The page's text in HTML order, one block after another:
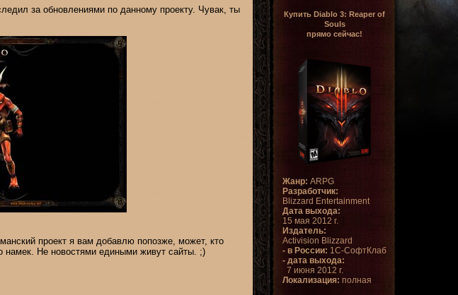
за обновлениями по данному проекту. Чувак, ты
проект я вам добавлю попозже, может, кто
намек. Не новостями едиными живут сайты. ;)
Купить Diablo 3: Reaper of
Souls
прямо сейчас!
Жанр: ARPG
Разработчик:
Blizzard Entertainment
Дата выхода:
15 мая 2012 г.
Издатель:
Activision Blizzard
- в России: 1С-СофтКлаб
- дата выхода:
7 июня 2012 г.
Локализация: полная